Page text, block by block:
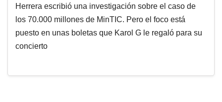
Herrera escribió una investigación sobre el caso de
los 70.000 millones de MinTIC. Pero el foco está
puesto en unas boletas que Karol G le regaló para su
concierto